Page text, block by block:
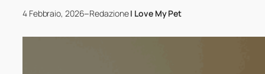
4 Febbraio, 2026–RedazioneI Love My Pet